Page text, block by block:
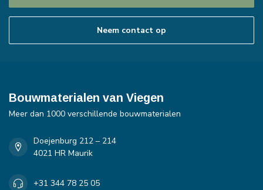
Neem contact op
Bouwmaterialen van Viegen
Meer dan 1000 verschillende bouwmaterialen
Doejenburg 212 – 214
4021 HR Maurik
+31 344 78 25 05